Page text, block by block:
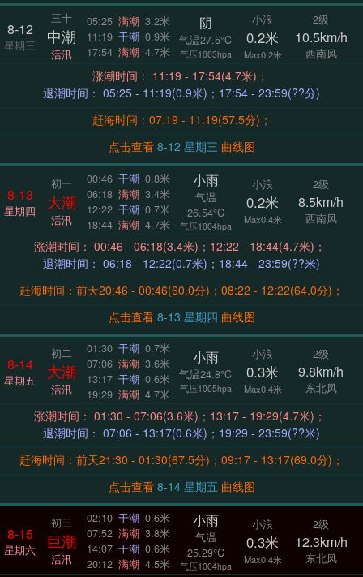
8-12
星期三
三十
中潮
活汛
05:25 满潮 3.2米
11:19 干潮 0.9米
17:54 满潮 4.7米
阴
气温27.5°C
气压1003hpa
小浪
0.2米
Max0.2米
2级
10.5km/h
西南风
涨潮时间： 11:19 - 17:54(4.7米)；
退潮时间： 05:25 - 11:19(0.9米)；17:54 - 23:59(??分)
赶海时间：07:19 - 11:19(57.5分)；
点击查看
8-12 星期三 曲线图
8-13
星期四
初一
大潮
活汛
00:46 干潮 0.8米
06:18 满潮 3.4米
12:22 干潮 0.7米
18:44 满潮 4.7米
小雨
气温
26.54°C
气压1004hpa
小浪
0.2米
Max0.4米
2级
8.5km/h
西南风
涨潮时间： 00:46 - 06:18(3.4米)；12:22 - 18:44(4.7米)；
退潮时间： 06:18 - 12:22(0.7米)；18:44 - 23:59(??米)
赶海时间：前天20:46 - 00:46(60.0分)；08:22 - 12:22(64.0分)；
点击查看
8-13 星期四 曲线图
8-14
星期五
初二
大潮
活汛
01:30 干潮 0.7米
07:06 满潮 3.6米
13:17 干潮 0.6米
19:29 满潮 4.7米
小雨
气温24.8°C
气压1005hpa
小浪
0.3米
Max0.4米
2级
9.8km/h
东北风
涨潮时间： 01:30 - 07:06(3.6米)；13:17 - 19:29(4.7米)；
退潮时间： 07:06 - 13:17(0.6米)；19:29 - 23:59(??米)
赶海时间：前天21:30 - 01:30(67.5分)；09:17 - 13:17(69.0分)；
点击查看
8-14 星期五 曲线图
8-15
星期六
初三
巨潮
活汛
02:10 干潮 0.6米
07:52 满潮 3.8米
14:07 干潮 0.6米
20:12 满潮 4.5米
小雨
气温
25.29°C
气压1004hpa
小浪
0.3米
Max0.4米
2级
12.3km/h
东北风